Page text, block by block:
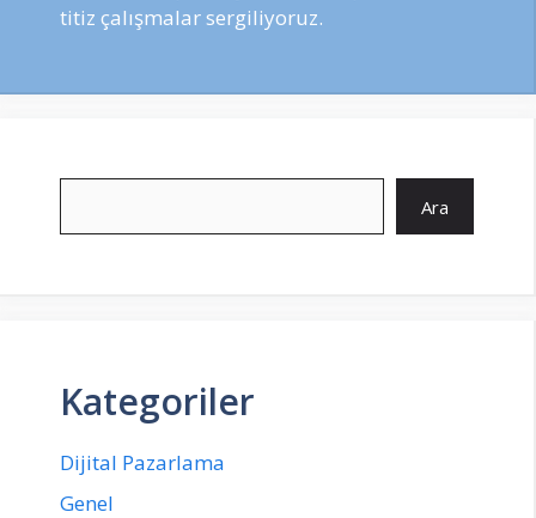
titiz çalışmalar sergiliyoruz.
Ara
Kategoriler
Dijital Pazarlama
Genel